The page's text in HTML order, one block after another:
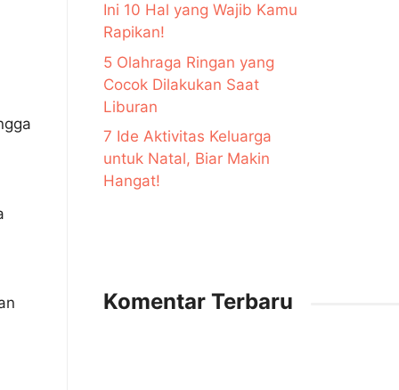
Ini 10 Hal yang Wajib Kamu
Rapikan!
5 Olahraga Ringan yang
Cocok Dilakukan Saat
Liburan
7 Ide Aktivitas Keluarga
untuk Natal, Biar Makin
Hangat!
Komentar Terbaru